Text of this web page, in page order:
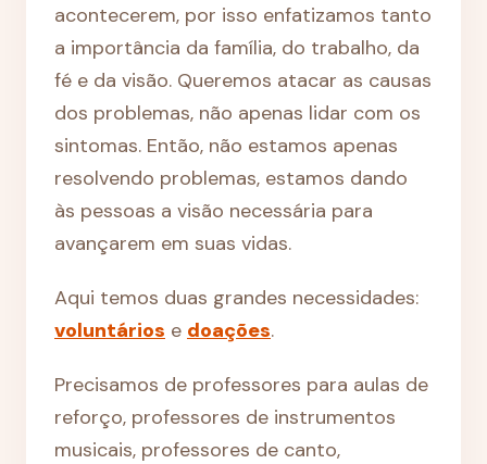
acontecerem, por isso enfatizamos tanto
a importância da família, do trabalho, da
fé e da visão. Queremos atacar as causas
dos problemas, não apenas lidar com os
sintomas. Então, não estamos apenas
resolvendo problemas, estamos dando
às pessoas a visão necessária para
avançarem em suas vidas.
Aqui temos duas grandes necessidades:
voluntários e doações.
Precisamos de professores para aulas de
reforço, professores de instrumentos
musicais, professores de canto,